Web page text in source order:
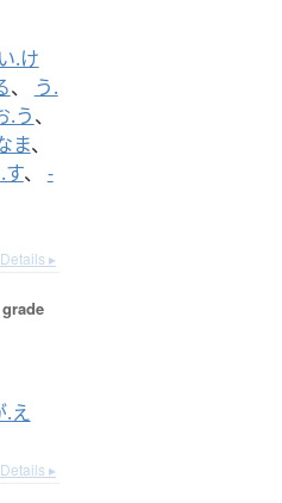
い.け
、
う.
.う、
ま、
す、 -
Details ▸
.え
Details ▸